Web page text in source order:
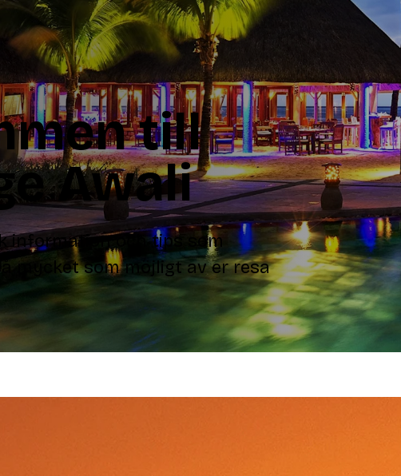
till
Awali
information och tips som
mycket som möjligt av er resa